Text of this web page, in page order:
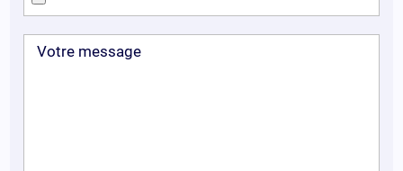
Votre message